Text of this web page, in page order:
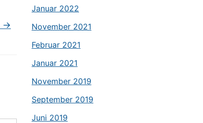
→
Januar 2022
November 2021
Februar 2021
Januar 2021
November 2019
September 2019
Juni 2019